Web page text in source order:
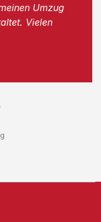
Umzug
Vielen